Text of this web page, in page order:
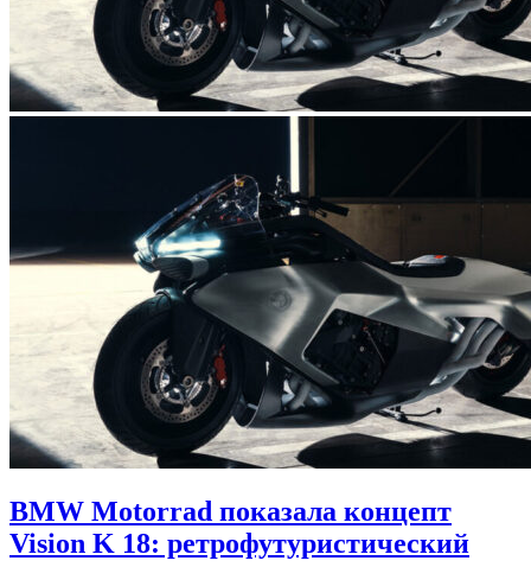
BMW Motorrad показала концепт
Vision K 18: ретрофутуристический